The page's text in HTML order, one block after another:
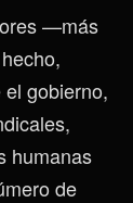
—más
gobierno,
humanas
de